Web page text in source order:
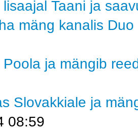
Taani ja
mäng kanalis
Poola ja mängib
Slovakkiale ja
08:59